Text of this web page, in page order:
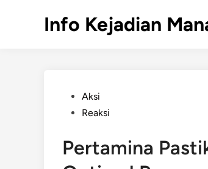
Info Kejadian
PostedAksi
Reaksi
Pertamina